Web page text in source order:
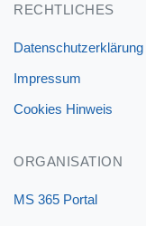
RECHTLICHES
Datenschutzerklärung
Impressum
Cookies Hinweis
ORGANISATION
MS 365 Portal